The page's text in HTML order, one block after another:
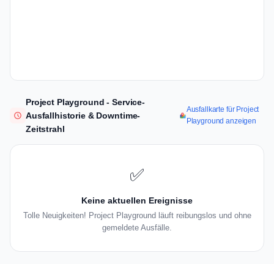
Project Playground - Service-
Ausfallhistorie & Downtime-
Zeitstrahl
Ausfallkarte für Project
Playground anzeigen
✅
Keine aktuellen Ereignisse
Tolle Neuigkeiten! Project Playground läuft reibungslos und ohne
gemeldete Ausfälle.